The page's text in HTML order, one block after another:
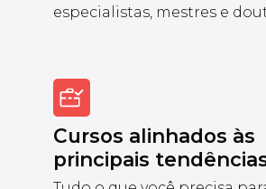
especialistas, mestres e
Cursos alinhados às
principais